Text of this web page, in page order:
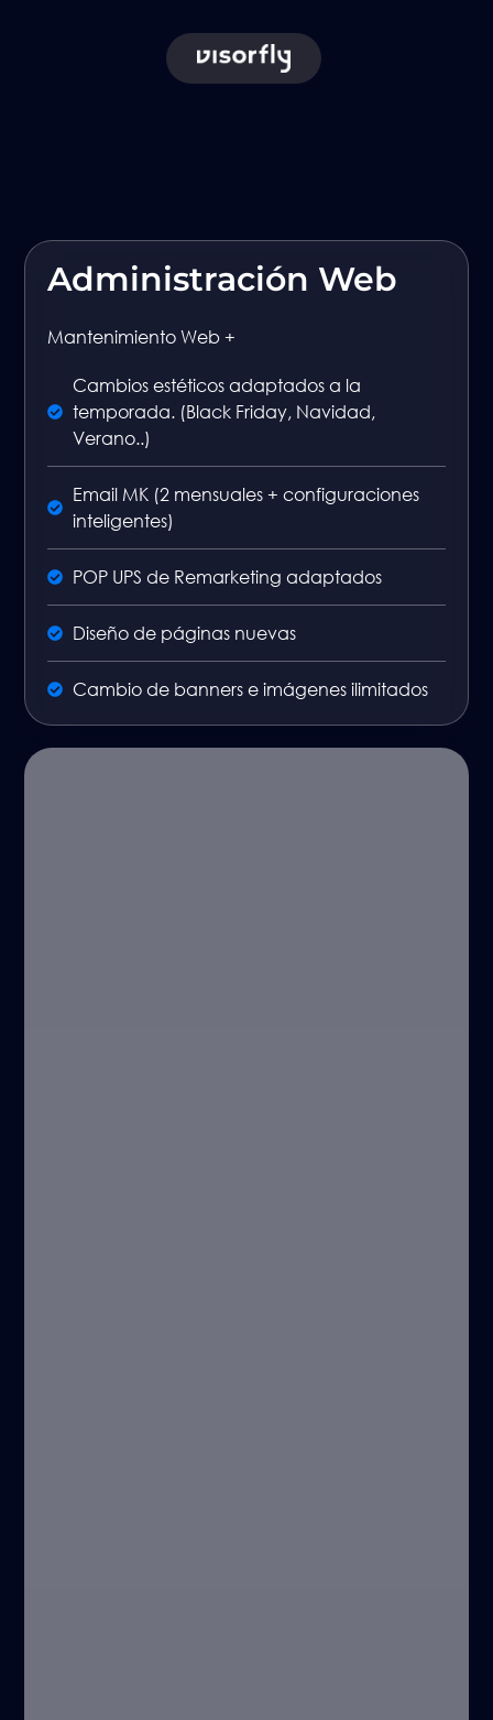
Administración Web
Mantenimiento Web +
Cambios estéticos adaptados a la
temporada. (Black Friday, Navidad,
Verano..)
Email MK (2 mensuales + configuraciones
inteligentes)
POP UPS de Remarketing adaptados
Diseño de páginas nuevas
Cambio de banners e imágenes ilimitados